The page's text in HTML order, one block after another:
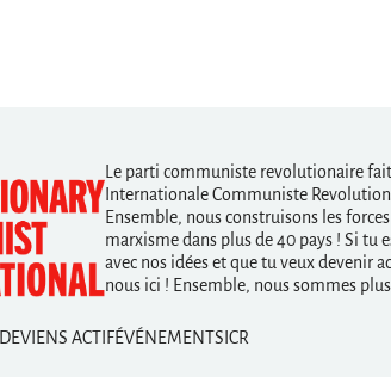
Le parti communiste revolutionaire
Internationale Communiste
Ensemble, nous construisons les
marxisme dans plus de 40 pays ! Si tu
avec nos idées et que tu veux devenir
nous ici ! Ensemble, nous sommes
DEVIENS ACTIFÉVÉNEMENTS ICR